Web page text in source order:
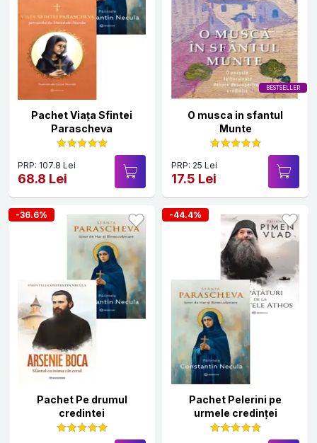
Pachet Viața Sfintei
Parascheva
PRP: 107.8 Lei
68.8 Lei
BESTSELLER
O musca in sfantul
Munte
PRP: 25 Lei
17.5 Lei
-36.6%
Pachet Pe drumul
credintei
-44.4%
Pachet Pelerini pe
urmele credinței